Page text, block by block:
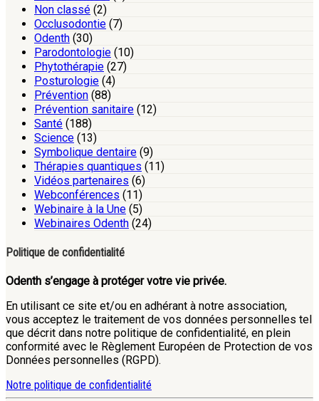
Non classé (2)
Occlusodontie (7)
Odenth (30)
Parodontologie (10)
Phytothérapie (27)
Posturologie (4)
Prévention (88)
Prévention sanitaire (12)
Santé (188)
Science (13)
Symbolique dentaire (9)
Thérapies quantiques (11)
Vidéos partenaires (6)
Webconférences (11)
Webinaire à la Une (5)
Webinaires Odenth (24)
Politique de confidentialité
Odenth s’engage à protéger votre vie privée.
En utilisant ce site et/ou en adhérant à notre association,
vous acceptez le traitement de vos données personnelles tel
que décrit dans notre politique de confidentialité, en plein
conformité avec le Règlement Européen de Protection de vos
Données personnelles (RGPD).
Notre politique de confidentialité